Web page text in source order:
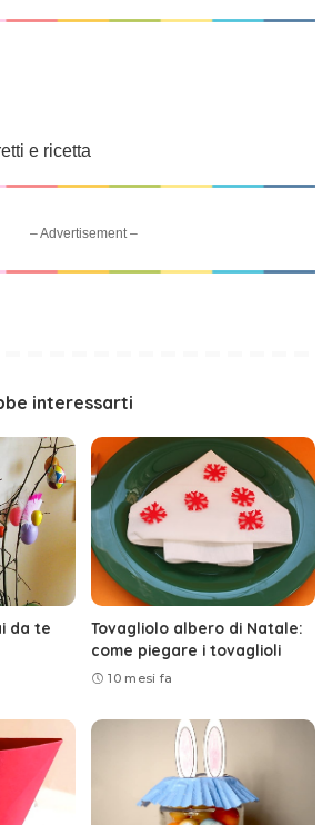
e ricetta
– Advertisement –
interessarti
da te
Tovagliolo albero di Natale:
come piegare i tovaglioli
10 mesi fa